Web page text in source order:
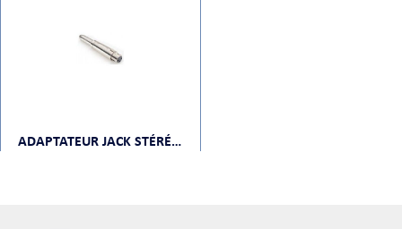
ADAPTATEUR JACK STÉRÉO FEMELLE VERS XLR FEMELLE